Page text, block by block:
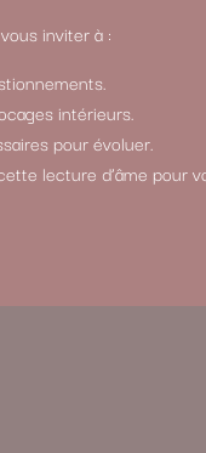
inviter à :
intérieurs.
pour évoluer.
lecture d’âme pour